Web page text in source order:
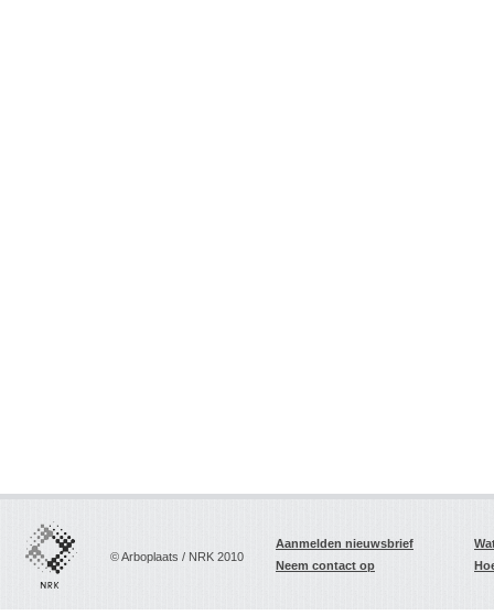
© Arboplaats / NRK 2010
Aanmelden nieuwsbrief
Neem contact op